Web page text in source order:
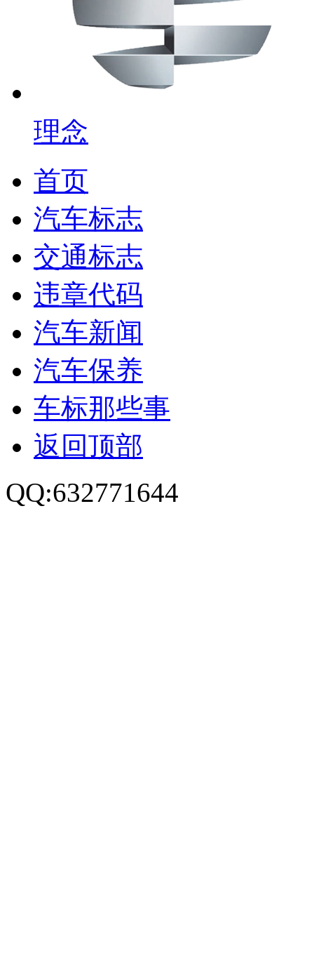
理念
首页
汽车标志
交通标志
违章代码
汽车新闻
汽车保养
车标那些事
返回顶部
QQ:632771644